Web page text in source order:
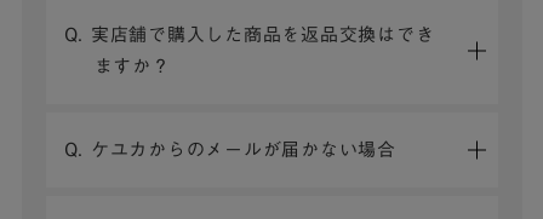
Q. 実店舗で購入した商品を返品交換はでき
ますか？
Q. ケユカからのメールが届かない場合